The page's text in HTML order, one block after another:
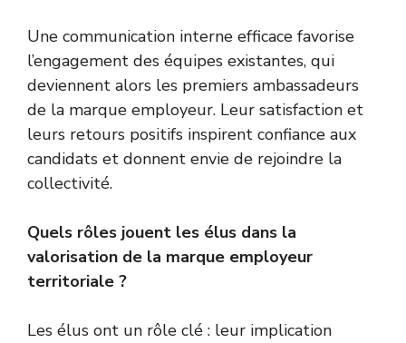
Une communication interne efficace favorise
l’engagement des équipes existantes, qui
deviennent alors les premiers ambassadeurs
de la marque employeur. Leur satisfaction et
leurs retours positifs inspirent confiance aux
candidats et donnent envie de rejoindre la
collectivité.
Quels rôles jouent les élus dans la
valorisation de la marque employeur
territoriale ?
Les élus ont un rôle clé : leur implication